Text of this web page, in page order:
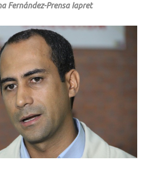
Fernández-Prensa Iapret